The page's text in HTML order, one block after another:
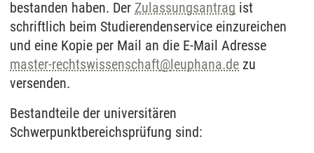
bestanden haben. Der Zulassungsantrag ist
schriftlich beim Studierendenservice einzureichen
und eine Kopie per Mail an die E-Mail Adresse
master-rechtswissenschaft@leuphana.de zu
versenden.
Bestandteile der universitären
Schwerpunktbereichsprüfung sind: